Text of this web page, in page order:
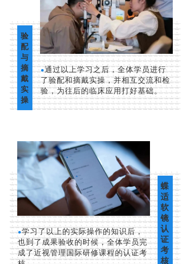
验
配
与
摘
戴
实
操
●通过以上学习之后，全体学员进行
了验配和摘戴实操，并相互交流和检
验，为往后的临床应用打好基础。
●学习了以上的实际操作的知识后，
也到了成果验收的时候，全体学员完
成了近视管理国际研修课程的认证考
蝶
适
软
镜
认
证
考
核